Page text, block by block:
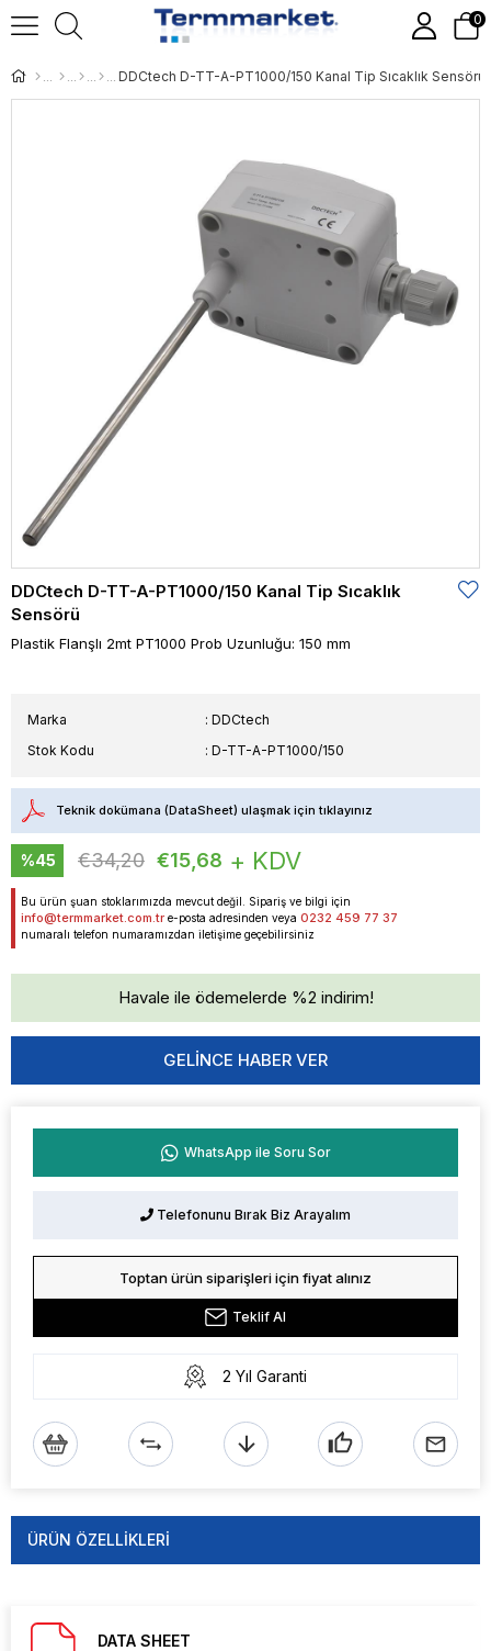
0
DDCtech D-TT-A-PT1000/150 Kanal Tip Sıcaklık Sensörü
DDCtech D-TT-A-PT1000/150 Kanal Tip Sıcaklık
Sensörü
Plastik Flanşlı 2mt PT1000 Prob Uzunluğu: 150 mm
Marka : DDCtech
Stok Kodu
D-TT-A-PT1000/150
Teknik dokümana (DataSheet) ulaşmak için tıklayınız
%45
İndirim
€34,20 €15,68 + KDV
Bu ürün şuan stoklarımızda mevcut değil. Sipariş ve bilgi için
info@termmarket.com.tr e-posta adresinden veya 0232 459 77 37
numaralı telefon numaramızdan iletişime geçebilirsiniz
Havale ile ödemelerde %2 indirim!
GELINCE HABER VER
WhatsApp ile Soru Sor
Telefonunu Bırak Biz Arayalım
Toptan ürün siparişleri için fiyat alınız
Teklif Al
2 Yıl Garanti
ÜRÜN ÖZELLIKLERI
DATA SHEET